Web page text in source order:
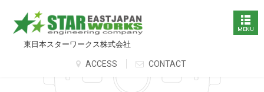
東日本スターワークス株式会社
ACCESS CONTACT